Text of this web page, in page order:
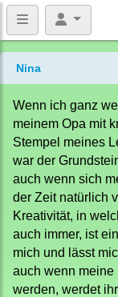
Nina
Wenn ich ganz
meinem Opa mit
Stempel meines
war der
auch wenn sich
der Zeit natürlich
Kreativität, in
auch immer, ist
mich und lässt
auch wenn meine
werden, werdet